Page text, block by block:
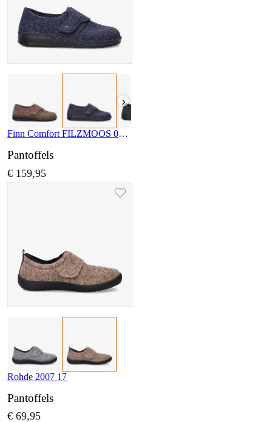
›
Finn Comfort FILZMOOS 06501 416048
Pantoffels
€ 159,95
Rohde 2007 17
Pantoffels
€ 69,95